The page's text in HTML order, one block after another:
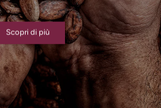
Scopri di più